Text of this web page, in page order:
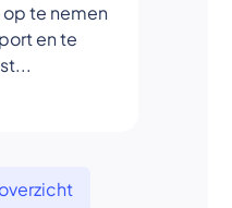
te nemen
en te